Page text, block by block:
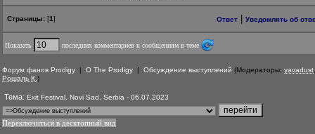
Страницы: [1] Ответ Уведомлять об
Показать последних комментариев к сообщениям в теме
Форум фанов Prodigy | О The Prodigy | Обсуждение выступлений (Модераторы: yavadust
Рошаль К. )
Тема: Exit Festival, Novi Sad, Serbia - 06.07.2023
Переключиться в десктопный вид